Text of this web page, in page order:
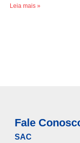
Leia mais »
Fale
SAC